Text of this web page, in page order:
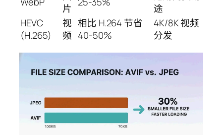
片
途
HEVC
(H.265)
视
频
相比 H.264 节省
40-50%
4K/8K 视频
分发